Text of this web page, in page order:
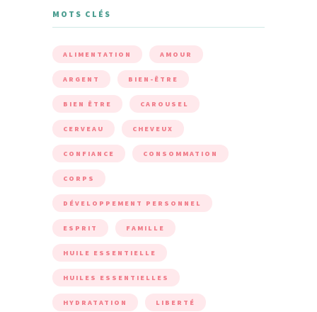
MOTS CLÉS
ALIMENTATION AMOUR
ARGENT BIEN-ÊTRE
BIEN ÊTRE CAROUSEL
CERVEAU CHEVEUX
CONFIANCE CONSOMMATION
CORPS
DÉVELOPPEMENT PERSONNEL
ESPRIT FAMILLE
HUILE ESSENTIELLE
HUILES ESSENTIELLES
HYDRATATION LIBERTÉ